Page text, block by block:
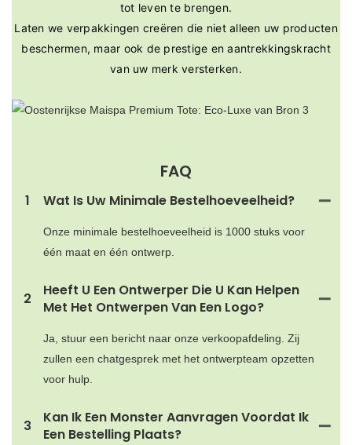
tot leven te brengen.
Laten we verpakkingen creëren die niet alleen uw producten
beschermen, maar ook de prestige en aantrekkingskracht
van uw merk versterken.
FAQ
1 Wat Is Uw Minimale Bestelhoeveelheid?
Onze minimale bestelhoeveelheid is 1000 stuks voor
één maat en één ontwerp.
2
Heeft U Een Ontwerper Die U Kan Helpen
Met Het Ontwerpen Van Een Logo?
Ja, stuur een bericht naar onze verkoopafdeling. Zij
zullen een chatgesprek met het ontwerpteam opzetten
voor hulp.
3
Kan Ik Een Monster Aanvragen Voordat Ik
Een Bestelling Plaats?